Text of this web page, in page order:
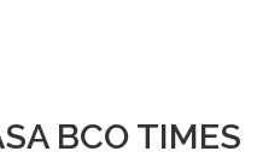
BCO TIMES